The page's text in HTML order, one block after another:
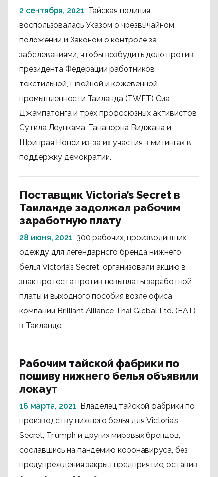
2 сентября, 2021 Тайская полиция
воспользовалась Указом о чрезвычайном
положении и Законом о контроле за
заболеваниями, чтобы возбудить дело против
президента Федерации работников
текстильной, швейной и кожевенной
промышленности Таиланда (TWFT) Сиа
Джампатонга и трех профсоюзных активистов
Сутила Леункама, Танапорна Виджана и
Шрипрая Нонси из-за их участия в митингах в
поддержку демократии.
Поставщик Victoria’s Secret в
Таиланде задолжал рабочим
заработную плату
28 июня, 2021 300 рабочих, производивших
одежду для легендарного бренда нижнего
белья Victoria’s Secret, организовали акцию в
знак протеста против невыплаты заработной
платы и выходного пособия возле офиса
компании Brilliant Alliance Thai Global Ltd. (BAT)
в Таиланде.
Рабочим тайской фабрики по
пошиву нижнего белья объявили
локаут
16 марта, 2021 Владелец тайской фабрики по
производству нижнего белья для Victoria’s
Secret, Triumph и других мировых брендов,
сославшись на пандемию коронавируса, без
предупреждения закрыл предприятие, оставив